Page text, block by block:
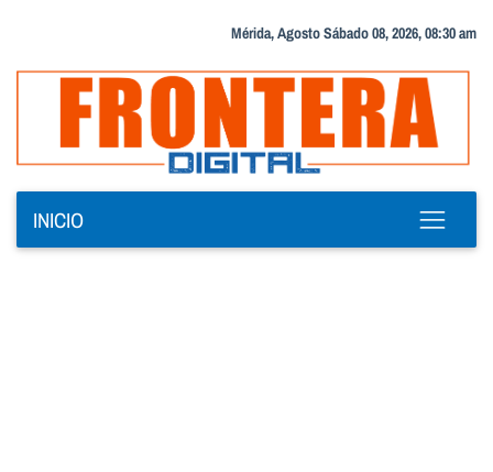
Mérida, Agosto Sábado 08, 2026, 08:30 am
INICIO